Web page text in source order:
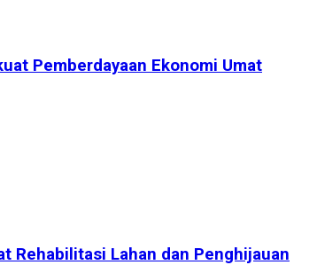
Pemberdayaan Ekonomi Umat
Rehabilitasi Lahan dan Penghijauan